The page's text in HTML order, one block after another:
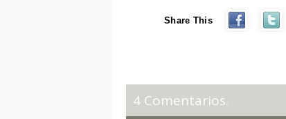
Share This
4 Comentarios.